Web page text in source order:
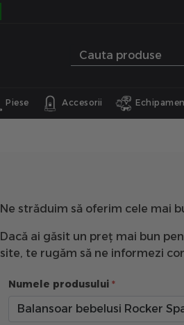
Piese Accesorii
Ne străduim să oferim cele mai
Dacă ai găsit un preț mai bun
site, te rugăm să ne informezi
Numele produsului